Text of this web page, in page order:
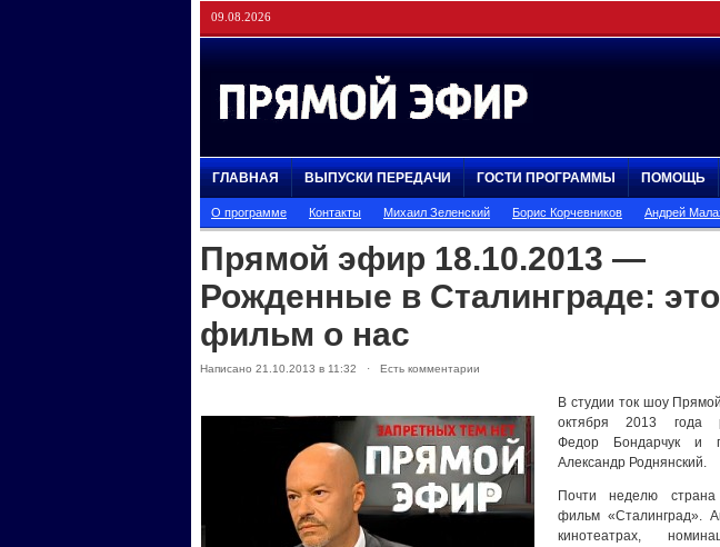
09.08.2026
ГЛАВНАЯ ВЫПУСКИ ПЕРЕДАЧИ ГОСТИ ПРОГРАММЫ ПОМОЩЬ
О программе Контакты Михаил Зеленский Борис Корчевников Андрей
Прямой эфир 18.10.2013 —
Рожденные в Сталинграде: это
фильм о нас
Написано 21.10.2013 в 11:32 · Есть комментарии
В студии ток шоу
октября 2013 года
Федор Бондарчук и
Александр Роднянский.
Почти неделю страна
фильм «Сталинград».
кинотеатрах,